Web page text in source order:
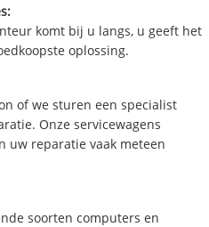
komt bij u langs, u geeft het
oplossing.
of we sturen een specialist
Onze servicewagens
uw reparatie vaak meteen
soorten computers en